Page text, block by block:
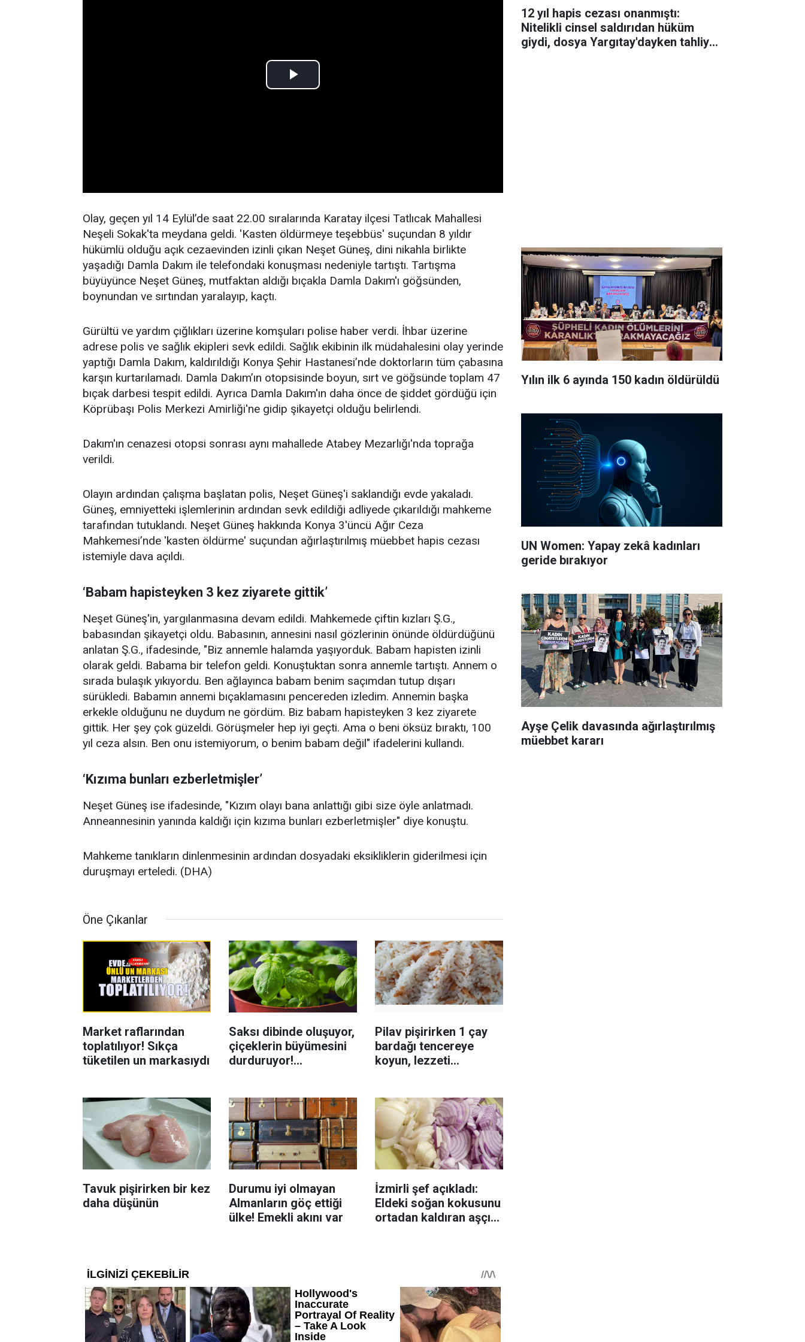
Olay, geçen yıl 14 Eylül’de saat 22.00 sıralarında Karatay ilçesi Tatlıcak Mahallesi
Neşeli Sokak'ta meydana geldi. 'Kasten öldürmeye teşebbüs' suçundan 8 yıldır
hükümlü olduğu açık cezaevinden izinli çıkan Neşet Güneş, dini nikahla birlikte
yaşadığı Damla Dakım ile telefondaki konuşması nedeniyle tartıştı. Tartışma
büyüyünce Neşet Güneş, mutfaktan aldığı bıçakla Damla Dakım'ı göğsünden,
boynundan ve sırtından yaralayıp, kaçtı.
Gürültü ve yardım çığlıkları üzerine komşuları polise haber verdi. İhbar üzerine
adrese polis ve sağlık ekipleri sevk edildi. Sağlık ekibinin ilk müdahalesini olay yerinde
yaptığı Damla Dakım, kaldırıldığı Konya Şehir Hastanesi’nde doktorların tüm çabasına
karşın kurtarılamadı. Damla Dakım’ın otopsisinde boyun, sırt ve göğsünde toplam 47
bıçak darbesi tespit edildi. Ayrıca Damla Dakım'ın daha önce de şiddet gördüğü için
Köprübaşı Polis Merkezi Amirliği'ne gidip şikayetçi olduğu belirlendi.
Dakım'ın cenazesi otopsi sonrası aynı mahallede Atabey Mezarlığı'nda toprağa
verildi.
Olayın ardından çalışma başlatan polis, Neşet Güneş'i saklandığı evde yakaladı.
Güneş, emniyetteki işlemlerinin ardından sevk edildiği adliyede çıkarıldığı mahkeme
tarafından tutuklandı. Neşet Güneş hakkında Konya 3'üncü Ağır Ceza
Mahkemesi’nde 'kasten öldürme' suçundan ağırlaştırılmış müebbet hapis cezası
istemiyle dava açıldı.
‘Babam hapisteyken 3 kez ziyarete gittik’
Neşet Güneş'in, yargılanmasına devam edildi. Mahkemede çiftin kızları Ş.G.,
babasından şikayetçi oldu. Babasının, annesini nasıl gözlerinin önünde öldürdüğünü
anlatan Ş.G., ifadesinde, "Biz annemle halamda yaşıyorduk. Babam hapisten izinli
olarak geldi. Babama bir telefon geldi. Konuştuktan sonra annemle tartıştı. Annem o
sırada bulaşık yıkıyordu. Ben ağlayınca babam benim saçımdan tutup dışarı
sürükledi. Babamın annemi bıçaklamasını pencereden izledim. Annemin başka
erkekle olduğunu ne duydum ne gördüm. Biz babam hapisteyken 3 kez ziyarete
gittik. Her şey çok güzeldi. Görüşmeler hep iyi geçti. Ama o beni öksüz bıraktı, 100
yıl ceza alsın. Ben onu istemiyorum, o benim babam değil" ifadelerini kullandı.
‘Kızıma bunları ezberletmişler’
Neşet Güneş ise ifadesinde, "Kızım olayı bana anlattığı gibi size öyle anlatmadı.
Anneannesinin yanında kaldığı için kızıma bunları ezberletmişler" diye konuştu.
Mahkeme tanıkların dinlenmesinin ardından dosyadaki eksikliklerin giderilmesi için
duruşmayı erteledi. (DHA)
Öne Çıkanlar
Market raflarından
toplatılıyor! Sıkça
tüketilen un markasıydı
Saksı dibinde oluşuyor,
çiçeklerin büyümesini
durduruyor!
Pilav pişirirken 1 çay
bardağı tencereye
koyun, lezzeti
Tavuk pişirirken bir kez
daha düşünün
Durumu iyi olmayan
Almanların göç ettiği
ülke! Emekli akını var
İzmirli şef açıkladı:
Eldeki soğan kokusunu
ortadan kaldıran aşçı
12 yıl hapis cezası onanmıştı:
Nitelikli cinsel saldırıdan hüküm
giydi, dosya Yargıtay'dayken tahliye
Yılın ilk 6 ayında 150 kadın öldürüldü
UN Women: Yapay zekâ kadınları
geride bırakıyor
Ayşe Çelik davasında ağırlaştırılmış
müebbet kararı